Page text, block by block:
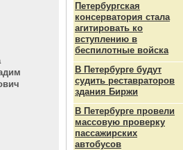
Петербургская
консерватория стала
агитировать ко
вступлению в
беспилотные войска
В Петербурге будут
судить реставраторов
здания Биржи
В Петербурге провели
массовую проверку
пассажирских
автобусов